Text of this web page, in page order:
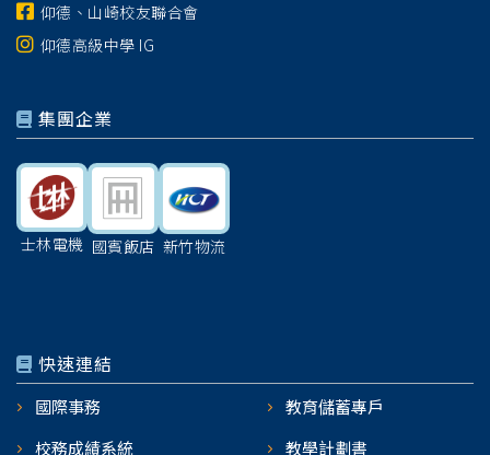
仰德、山崎校友聯合會
仰德高級中學 IG
集團企業
士林電機 國賓飯店 新竹物流
快速連結
國際事務
教育儲蓄專戶
校務成績系統
教學計劃書